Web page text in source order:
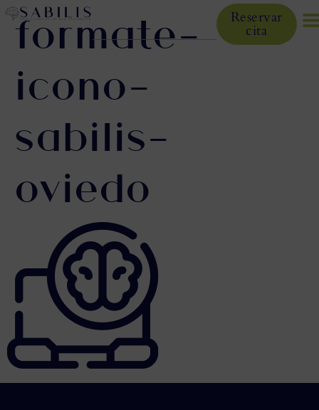
Reservar
cita
formate-
icono-
sabilis-
oviedo